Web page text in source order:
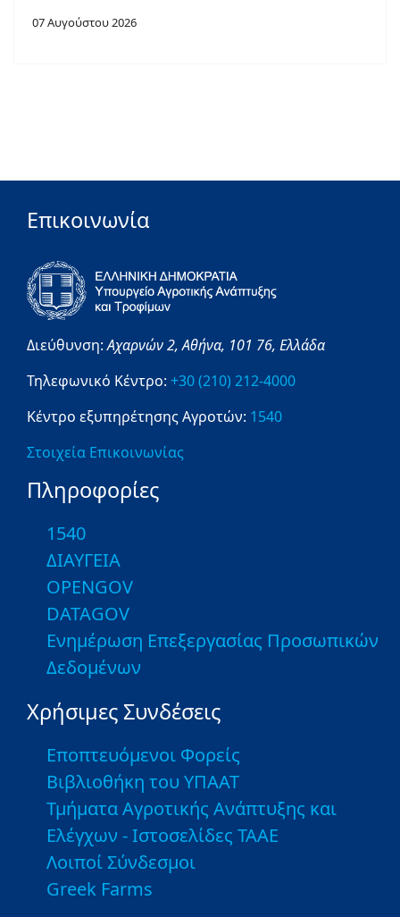
07 Αυγούστου 2026
Επικοινωνία
Διεύθυνση:Αχαρνών 2,Αθήνα, 101 76, Ελλάδα
Τηλεφωνικό Κέντρο: +30 (210) 212-4000
Κέντρο εξυπηρέτησης Αγροτών: 1540
Στοιχεία Επικοινωνίας
Πληροφορίες
1540
ΔΙΑΥΓΕΙΑ
OPENGOV
DATAGOV
Ενημέρωση Επεξεργασίας Προσωπικών
Δεδομένων
Χρήσιμες Συνδέσεις
Εποπτευόμενοι Φορείς
Βιβλιοθήκη του ΥΠΑΑΤ
Τμήματα Αγροτικής Ανάπτυξης και
Ελέγχων - Ιστοσελίδες ΤΑΑΕ
Λοιποί Σύνδεσμοι
Greek Farms